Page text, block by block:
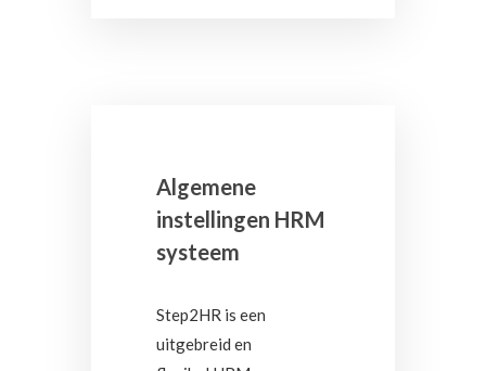
Algemene
instellingen HRM
systeem
Step2HR is een
uitgebreid en